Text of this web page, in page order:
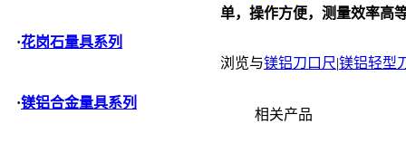
·花岗石量具系列
·镁铝合金量具系列
单，操作方便，测量效率高
浏览与镁铝刀口尺|镁铝轻型
相关产品